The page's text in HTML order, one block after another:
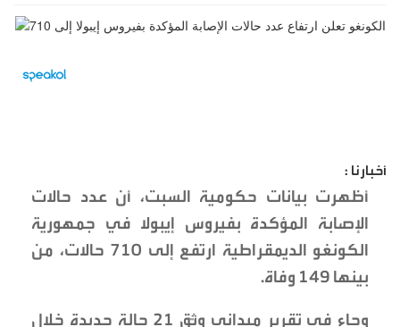
أخبارنا :
أظهرت بيانات حكومية السبت، أن عدد حالات
الإصابة المؤكدة بفيروس إيبولا في جمهورية
الكونغو الديمقراطية ارتفع إلى 710 حالات، من
بينها 149 وفاة.
وجاء في تقرير ميداني وثّق 21 حالة جديدة خلال